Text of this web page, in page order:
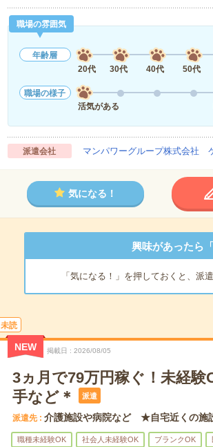
職場の雰囲気
年齢層
20代
30代 40代 50代
職場の様子
活気がある
派遣会社 マンパワーグループ株式会社
気になる！
興味があったら
「気になる！」を押しておくと、派
未読
NEW 掲載日 2026/08/05
3ヵ月で79万円稼ぐ！未経
手など＊
派遣
派遣先 介護施設や病院など ★自宅近くの施
職種未経験OK 社会人未経験OK ブランクOK